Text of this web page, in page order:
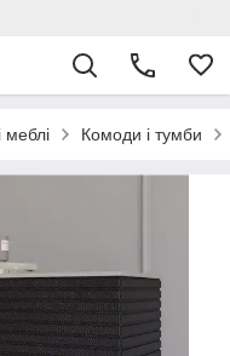
меблі Комоди і тумби